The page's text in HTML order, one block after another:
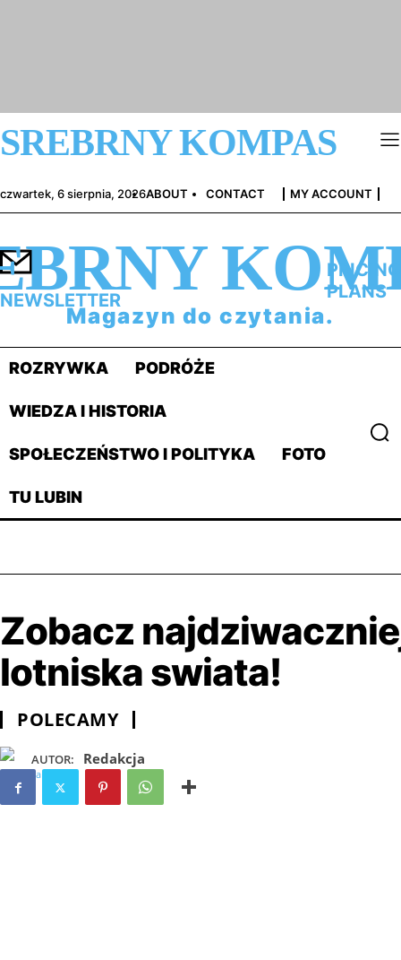
SREBRNY KOMPAS
czwartek, 6 sierpnia, 2026ABOUT CONTACT MY ACCOUNT
NEWSLETTER
Magazyn do czytania.
PRICING
PLANS
ROZRYWKA PODRÓŻE
WIEDZA I HISTORIA
SPOŁECZEŃSTWO I POLITYKA FOTO
TU LUBIN
Zobacz
lotniska swiata!
POLECAMY
AUTOR: Redakcja